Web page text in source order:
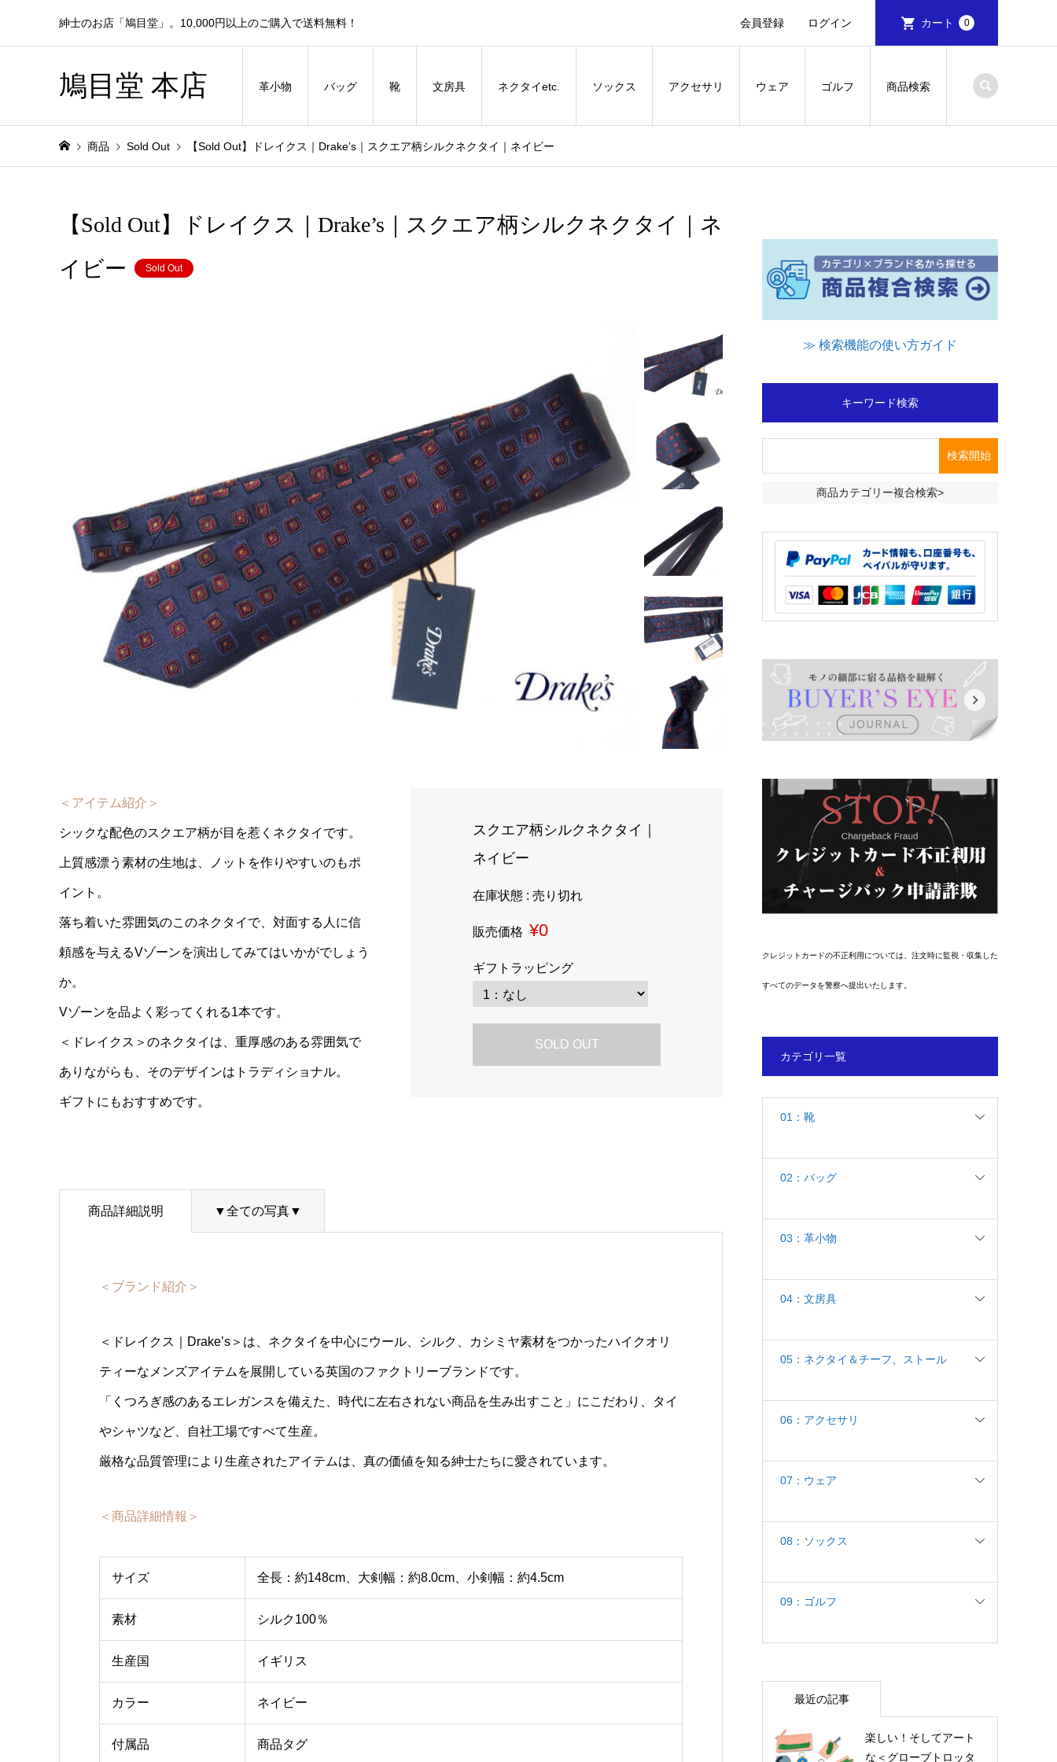
紳士のお店「鳩目堂」。10,000円以上のご購入で送料無料！ 会員登録 ログイン カート 0
鳩目堂 本店 革小物 バッグ 靴 文房具 ネクタイetc. ソックス アクセサリ ウェア ゴルフ 商品検索
商品 Sold Out 【Sold Out】ドレイクス｜Drake’s｜スクエア柄シルクネクタイ｜ネイビー
【Sold Out】ドレイクス｜Drake’s｜スクエア柄シルクネクタイ｜ネ
イビー
Sold Out
＜アイテム紹介＞
シックな配色のスクエア柄が目を惹くネクタイです。
上質感漂う素材の生地は、ノットを作りやすいのもポ
イント。
落ち着いた雰囲気のこのネクタイで、対面する人に信
頼感を与えるVゾーンを演出してみてはいかがでしょう
か。
Vゾーンを品よく彩ってくれる1本です。
＜ドレイクス＞のネクタイは、重厚感のある雰囲気で
ありながらも、そのデザインはトラディショナル。
ギフトにもおすすめです。
スクエア柄シルクネクタイ｜
ネイビー
在庫状態 : 売り切れ
販売価格 ¥0
ギフトラッピング
SOLD OUT
商品詳細説明 ▼全ての写真▼
＜ブランド紹介＞
＜ドレイクス｜Drake’s＞は、ネクタイを中心にウール、シルク、カシミヤ素材をつかったハイクオリ
ティーなメンズアイテムを展開している英国のファクトリーブランドです。
「くつろぎ感のあるエレガンスを備えた、時代に左右されない商品を生み出すこと」にこだわり、タイ
やシャツなど、自社工場ですべて生産。
厳格な品質管理により生産されたアイテムは、真の価値を知る紳士たちに愛されています。
＜商品詳細情報＞
サイズ 全長：約148cm、大剣幅：約8.0cm、小剣幅：約4.5cm
素材 シルク100％
生産国 イギリス
カラー ネイビー
付属品 商品タグ
≫ 検索機能の使い方ガイド
キーワード検索
商品カテゴリー複合検索>
クレジットカードの不正利用については、注文時に監視・収集した
すべてのデータを警察へ提出いたします。
カテゴリ一覧
01：靴
02：バッグ
03：革小物
04：文房具
05：ネクタイ＆チーフ、ストール
06：アクセサリ
07：ウェア
08：ソックス
09：ゴルフ
最近の記事
楽しい！そしてアート
な＜グローブトロッタ